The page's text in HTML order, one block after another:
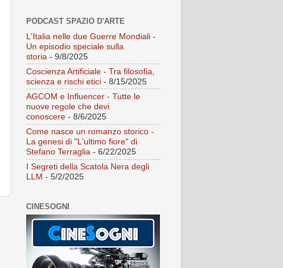
PODCAST SPAZIO D'ARTE
L'Italia nelle due Guerre Mondiali -
Un episodio speciale sulla
storia - 9/8/2025
Coscienza Artificiale - Tra filosofia,
scienza e rischi etici - 8/15/2025
AGCOM e Influencer - Tutte le
nuove regole che devi
conoscere - 8/6/2025
Come nasce un romanzo storico -
La genesi di "L'ultimo fiore" di
Stefano Terraglia - 6/22/2025
I Segreti della Scatola Nera degli
LLM - 5/2/2025
CINESOGNI